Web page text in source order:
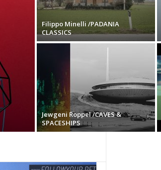
Filippo Minelli /PADANIA
CLASSICS
Jewgeni Roppel /CAVES &
SPACESHIPS